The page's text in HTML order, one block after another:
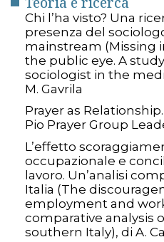
Chi l’ha visto? Una
presenza del
mainstream (Missing
the public eye. A
sociologist in the
M. Gavrila
Prayer as
Pio Prayer Group
L’effetto
occupazionale e
lavoro. Un’analisi
Italia (The
employment and
comparative analysis
southern Italy), di A.